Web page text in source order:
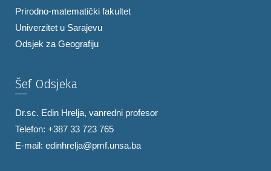
Prirodno-matematički fakultet
Univerzitet u Sarajevu
Odsjek za Geografiju
Šef Odsjeka
Dr.sc. Edin Hrelja, vanredni profesor
Telefon: +387 33 723 765
E-mail: edinhrelja@pmf.unsa.ba